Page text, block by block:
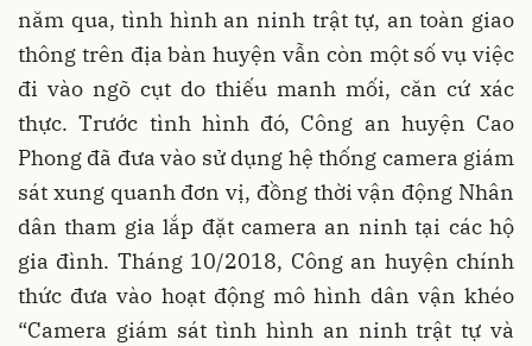
năm qua, tình hình an ninh trật tự, an toàn giao
thông trên địa bàn huyện vẫn còn một số vụ việc
đi vào ngõ cụt do thiếu manh mối, căn cứ xác
thực. Trước tình hình đó, Công an huyện Cao
Phong đã đưa vào sử dụng hệ thống camera giám
sát xung quanh đơn vị, đồng thời vận động Nhân
dân tham gia lắp đặt camera an ninh tại các hộ
gia đình. Tháng 10/2018, Công an huyện chính
thức đưa vào hoạt động mô hình dân vận khéo
“Camera giám sát tình hình an ninh trật tự và